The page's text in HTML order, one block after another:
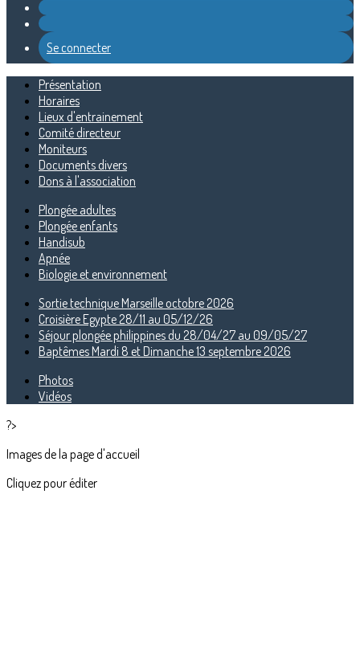
Se connecter
Présentation
Horaires
Lieux d'entrainement
Comité directeur
Moniteurs
Documents divers
Dons à l'association
Plongée adultes
Plongée enfants
Handisub
Apnée
Biologie et environnement
Sortie technique Marseille octobre 2026
Croisière Egypte 28/11 au 05/12/26
Séjour plongée philippines du 28/04/27 au 09/05/27
Baptêmes Mardi 8 et Dimanche 13 septembre 2026
Photos
Vidéos
?>
Images de la page d'accueil
Cliquez pour éditer